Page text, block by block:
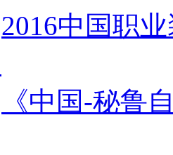
2016中国职
《中国-秘鲁